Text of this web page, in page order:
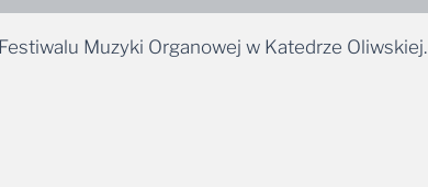
Muzyki Organowej w Katedrze Oliwskiej.